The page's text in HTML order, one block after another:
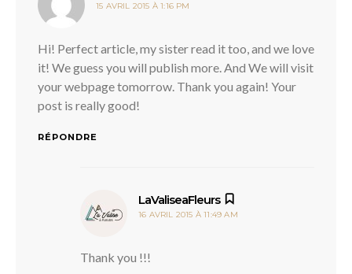
15 AVRIL 2015 À 1:16 PM
Hi! Perfect article, my sister read it too, and we love
it! We guess you will publish more. And We will visit
your webpage tomorrow. Thank you again! Your
post is really good!
RÉPONDRE
LaValiseaFleurs dit :
16 AVRIL 2015 À 11:49 AM
Thank you !!!